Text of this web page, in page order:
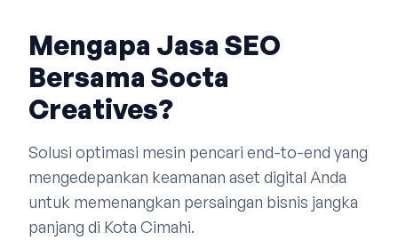
Mengapa Jasa SEO
Bersama Socta
Creatives?
Solusi optimasi mesin pencari end-to-end yang
mengedepankan keamanan aset digital Anda
untuk memenangkan persaingan bisnis jangka
panjang di Kota Cimahi.